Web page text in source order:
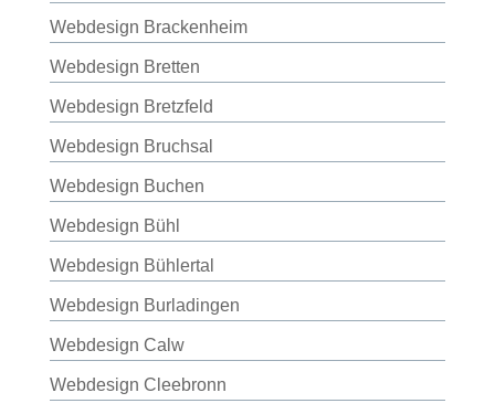
Webdesign Brackenheim
Webdesign Bretten
Webdesign Bretzfeld
Webdesign Bruchsal
Webdesign Buchen
Webdesign Bühl
Webdesign Bühlertal
Webdesign Burladingen
Webdesign Calw
Webdesign Cleebronn